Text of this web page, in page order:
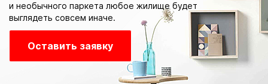
и необычного паркета любое жилище будет
выглядеть совсем иначе.
Оставить заявку